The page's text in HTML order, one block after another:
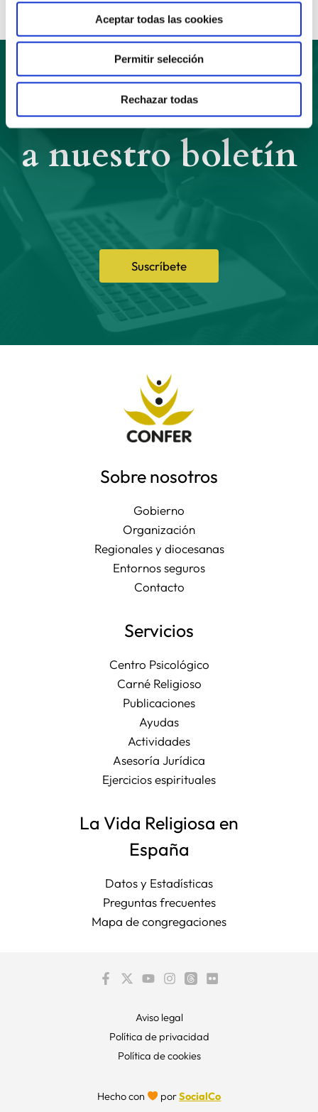
Aceptar todas las cookies
Permitir selección
Rechazar todas
Suscríbete
Suscríbete
a nuestro boletín
Sobre nosotros
Gobierno
Organización
Regionales y diocesanas
Entornos seguros
Contacto
Servicios
Centro Psicológico
Carné Religioso
Publicaciones
Ayudas
Actividades
Asesoría Jurídica
Ejercicios espirituales
La Vida Religiosa en
España
Datos y Estadísticas
Preguntas frecuentes
Mapa de congregaciones
Aviso legal
Política de privacidad
Política de cookies
Hecho con porSocialCo